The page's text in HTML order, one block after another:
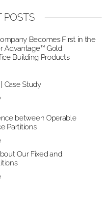
POSTS
Becomes First in the
Advantage™ Gold
Building Products
Case Study
between Operable
Partitions
Our Fixed and